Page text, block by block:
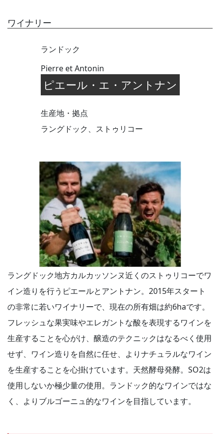
ワイナリー
ランドック
Pierre et Antonin
ピエール・エ・アントナン
生産地・拠点
ラングドック、ストゥリコー
ラングドック地方カルカッソンヌ近くのストゥリコーでワ
イン造りを行うピエールとアントナン。2015年スタート
の非常に若いワイナリーで、現在の所有畑は約6haです。
フレッシュな果実味やエレガントな酸を表現するワインを
生産することを心がけ、醸造のテクニックはなるべく使用
せず、ワイン造りを自然に任せ、よりナチュラルなワイン
を生産することを心掛けています。天然酵母発酵。SO2は
使用しないか極少量の使用。ランドック的なワインではな
く、よりブルゴーニュ的なワインを目指しています。